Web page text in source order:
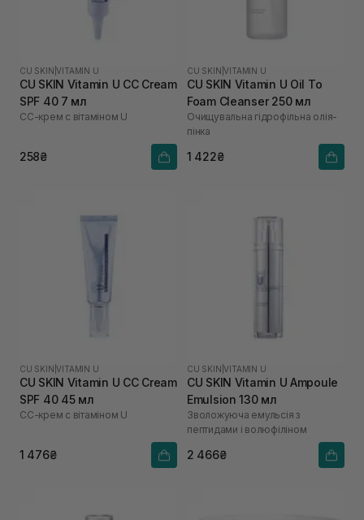
CU SKIN |VITAMIN U
CU SKIN Vitamin U CC Cream
SPF 40 7 мл
СС-крем с вітаміном U
258₴
CU SKIN |VITAMIN U
CU SKIN Vitamin U Oil To
Foam Cleanser 250 мл
Очищувальна гідрофільна олія-
пінка
1 422₴
CU SKIN |VITAMIN U
CU SKIN Vitamin U CC Cream
SPF 40 45 мл
СС-крем с вітаміном U
1 476₴
CU SKIN |VITAMIN U
CU SKIN Vitamin U Ampoule
Emulsion 130 мл
Зволожуюча емульсія з
пептидами і волюфіліном
2 466₴